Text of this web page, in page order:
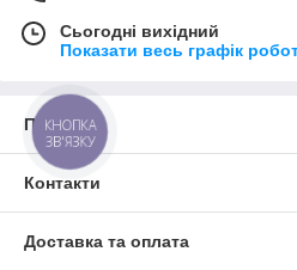
Сьогодні вихідний
Показати весь графік
Про нас
Контакти
Доставка та оплата
КНОПКА
ЗВ'ЯЗКУ